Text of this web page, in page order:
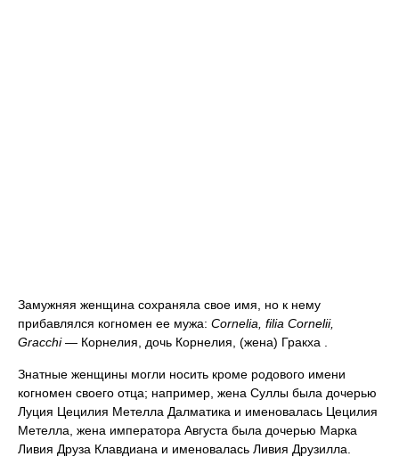
Замужняя женщина сохраняла свое имя, но к нему
прибавлялся когномен ее мужа: Cornelia, filia Cornelii,
Gracchi— Корнелия, дочь Корнелия, (жена) Гракха .
Знатные женщины могли носить кроме родового имени
когномен своего отца; например, жена Суллы была дочерью
Луция Цецилия Метелла Далматика и именовалась Цецилия
Метелла, жена императора Августа была дочерью Марка
Ливия Друза Клавдиана и именовалась Ливия Друзилла.